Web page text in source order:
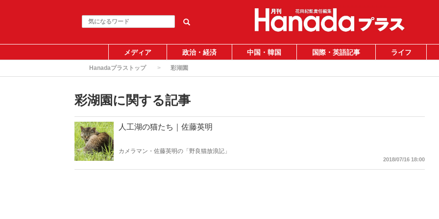
メディア 政治・経済 中国・韓国 国際・英語記事 ライフ
Hanadaプラストップ 彩湖園
彩湖園に関する記事
人工湖の猫たち｜佐藤英明
カメラマン・佐藤英明の「野良猫放浪記」
2018/07/16 18:00